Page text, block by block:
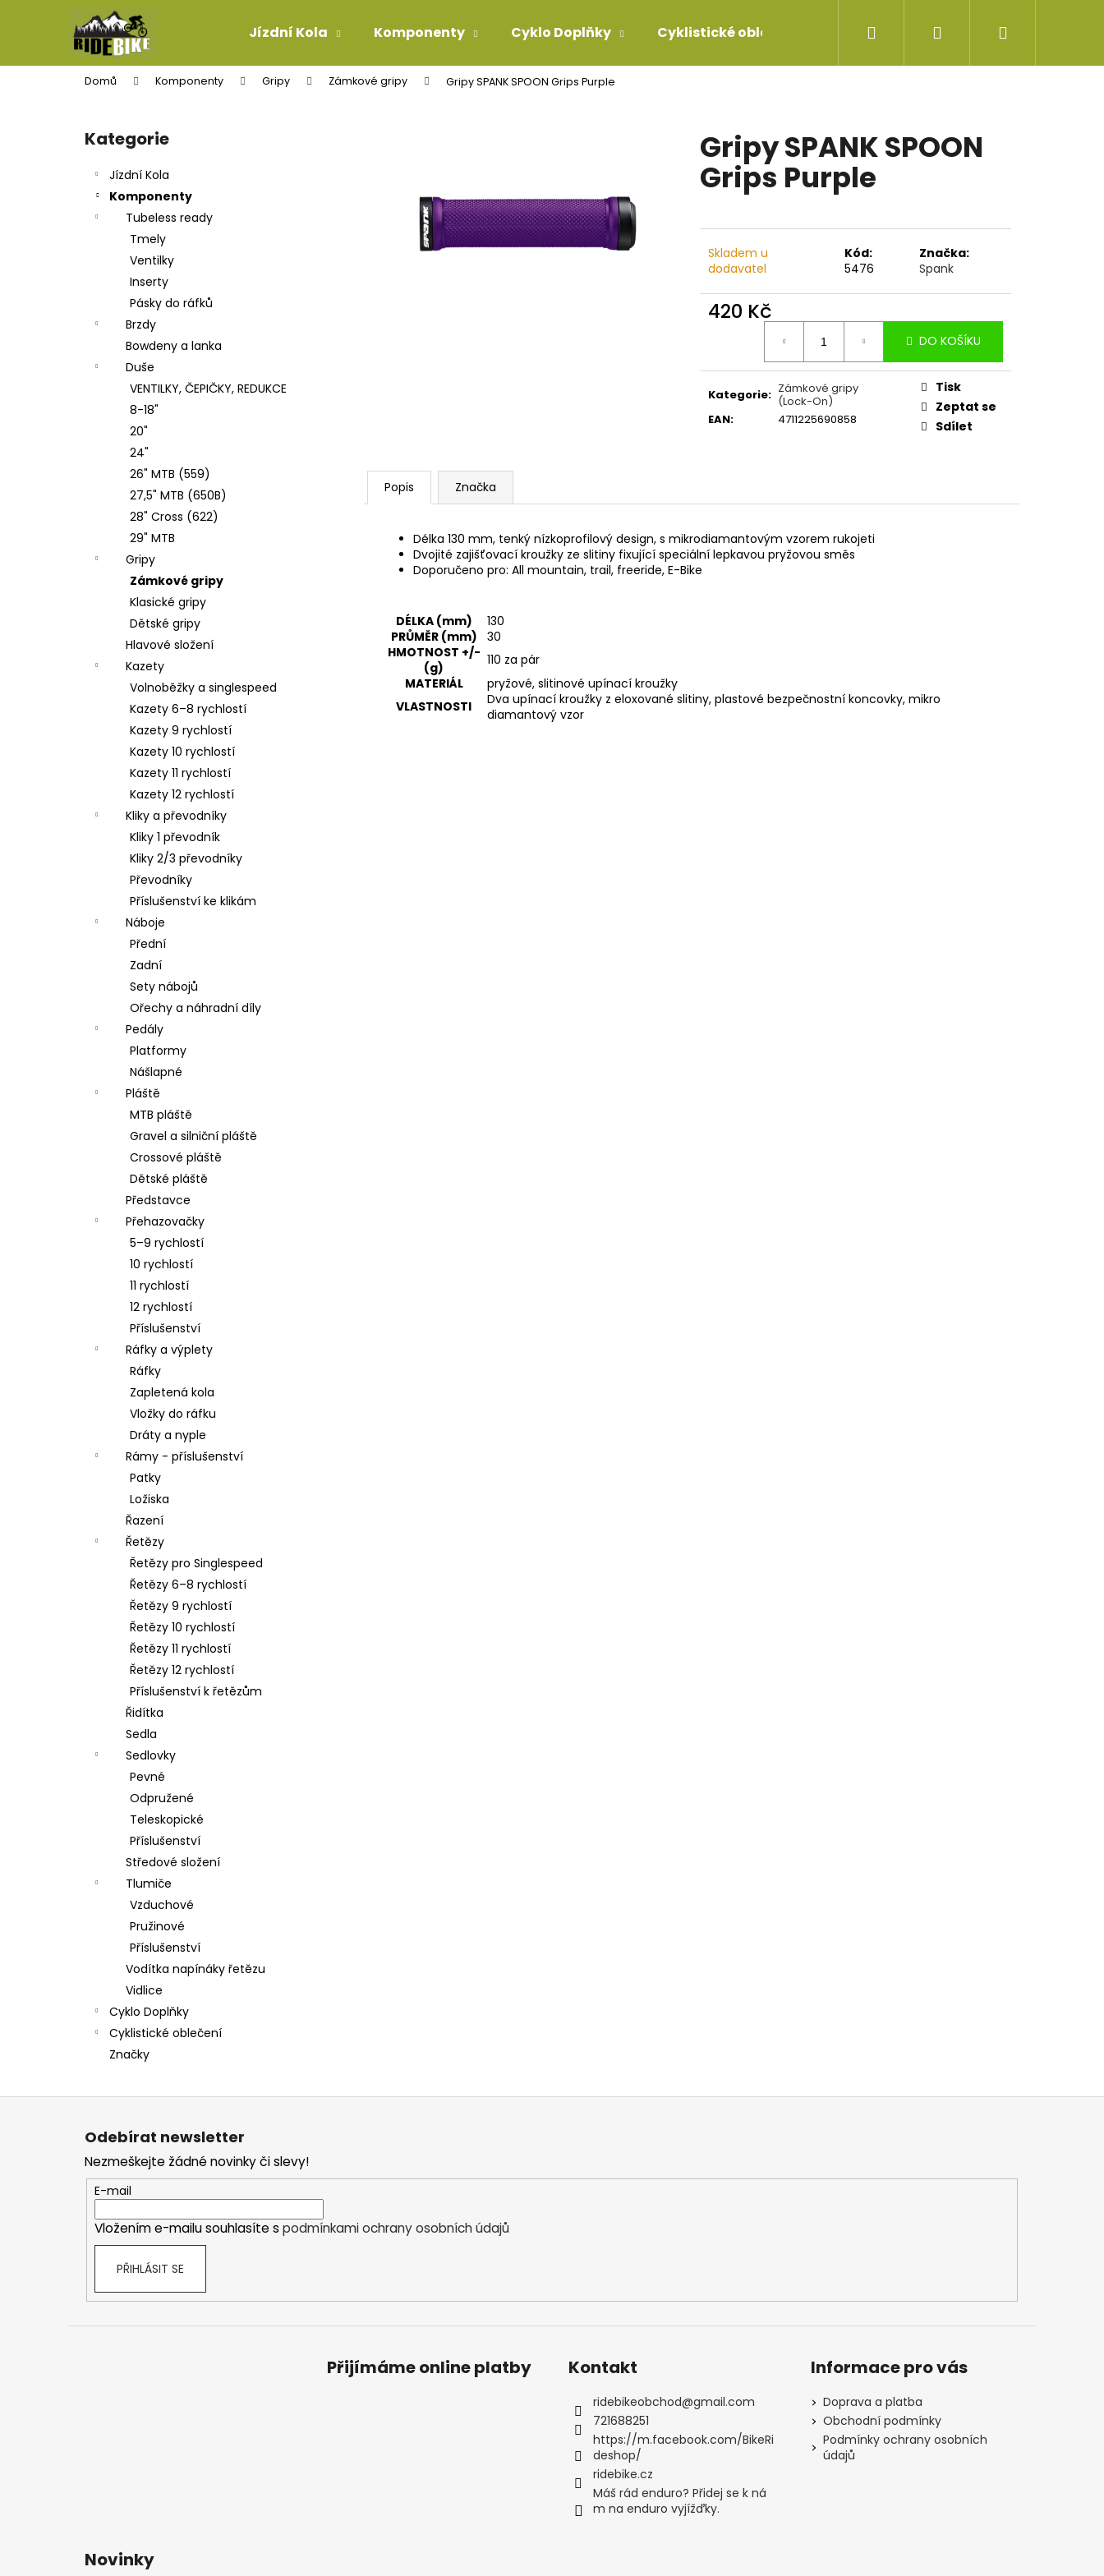
Jízdní Kola Komponenty Cyklo Doplňky Cyklistické oblečení Servis jízdních kol Repase
Přihlášení
Domů Komponenty Gripy Zámkové gripy Gripy SPANK SPOON Grips Purple
Přeskočit
kategorie
Kategorie
Jízdní Kola
Komponenty
Tubeless ready
Tmely
Ventilky
Inserty
Pásky do ráfků
Brzdy
Bowdeny a lanka
Duše
VENTILKY, ČEPIČKY, REDUKCE
8-18"
20"
24"
26" MTB (559)
27,5" MTB (650B)
28" Cross (622)
29" MTB
Gripy
Zámkové gripy
Klasické gripy
Dětské gripy
Hlavové složení
Kazety
Volnoběžky a singlespeed
Kazety 6–8 rychlostí
Kazety 9 rychlostí
Kazety 10 rychlostí
Kazety 11 rychlostí
Kazety 12 rychlostí
Kliky a převodníky
Kliky 1 převodník
Kliky 2/3 převodníky
Převodníky
Příslušenství ke klikám
Náboje
Přední
Zadní
Sety nábojů
Ořechy a náhradní díly
Pedály
Platformy
Nášlapné
Pláště
MTB pláště
Gravel a silniční pláště
Crossové pláště
Dětské pláště
Představce
Přehazovačky
5–9 rychlostí
10 rychlostí
11 rychlostí
12 rychlostí
Příslušenství
Ráfky a výplety
Ráfky
Zapletená kola
Vložky do ráfku
Dráty a nyple
Rámy - příslušenství
Patky
Ložiska
Řazení
Řetězy
Řetězy pro Singlespeed
Řetězy 6–8 rychlostí
Řetězy 9 rychlostí
Řetězy 10 rychlostí
Řetězy 11 rychlostí
Řetězy 12 rychlostí
Příslušenství k řetězům
Řidítka
Sedla
Sedlovky
Pevné
Odpružené
Teleskopické
Příslušenství
Středové složení
Tlumiče
Vzduchové
Pružinové
Příslušenství
Vodítka napínáky řetězu
Vidlice
Cyklo Doplňky
Cyklistické oblečení
Značky
Gripy SPANK SPOON
Grips Purple
Skladem u
dodavatel
Kód:
5476
Značka:
Spank
420 Kč
DO KOŠÍKU
Kategorie: Zámkové gripy
(Lock-On)
EAN: 4711225690858
Tisk
Zeptat se
Sdílet
Popis Značka
Délka 130 mm, tenký nízkoprofilový design, s mikrodiamantovým vzorem rukojeti
Dvojité zajišťovací kroužky ze slitiny fixující speciální lepkavou pryžovou směs
Doporučeno pro: All mountain, trail, freeride, E-Bike
DÉLKA (mm)
130
PRŮMĚR (mm)
30
HMOTNOST +/-
(g)
110 za pár
MATERIÁL
pryžové, slitinové upínací kroužky
VLASTNOSTI
Dva upínací kroužky z eloxované slitiny, plastové bezpečnostní koncovky, mikro
diamantový vzor
í
Zpět
do
obchodu
Zpět
do
obchodu
Co potřebujete najít?
Doporučujeme
PLÁŠŤ GOODYEAR NEWTON MTR
ENDURO 27.5X2.6 TUBELESS COMPLETE
868 Kč
Původně:1 690 Kč
COMPETITION LINE KEVLAR GUM-X TS
Z
Odebírat newsletter
Nezmeškejte žádné novinky či slevy!
E-mail
Vložením e-mailu souhlasíte s podmínkami ochrany osobních údajů
PŘIHLÁSIT SE
Přijímáme online platby Kontakt
ridebikeobchod@gmail.com
721688251
https://m.facebook.com/BikeRi
deshop/
ridebike.cz
Máš rád enduro? Přidej se k ná
m na enduro vyjížďky.
Informace pro vás
Doprava a platba
Obchodní podmínky
Podmínky ochrany osobních
údajů
Novinky